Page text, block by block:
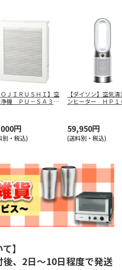
ＯＪＩＲＵＳＨＩ】空
機 ＰＵ－ＳＡ３５
円
別・税込)
【ダイソン】空気
ンヒーター ＨＰ
59,950円
(送料別・税込)
】
、2日～10日程度で発送